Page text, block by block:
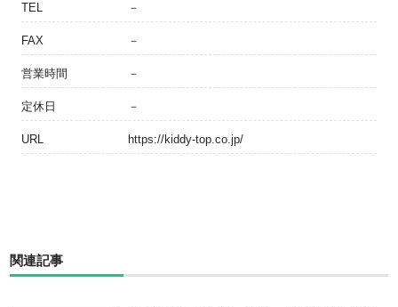
TEL －
FAX －
営業時間 －
定休日 －
URL https://kiddy-top.co.jp/
関連記事